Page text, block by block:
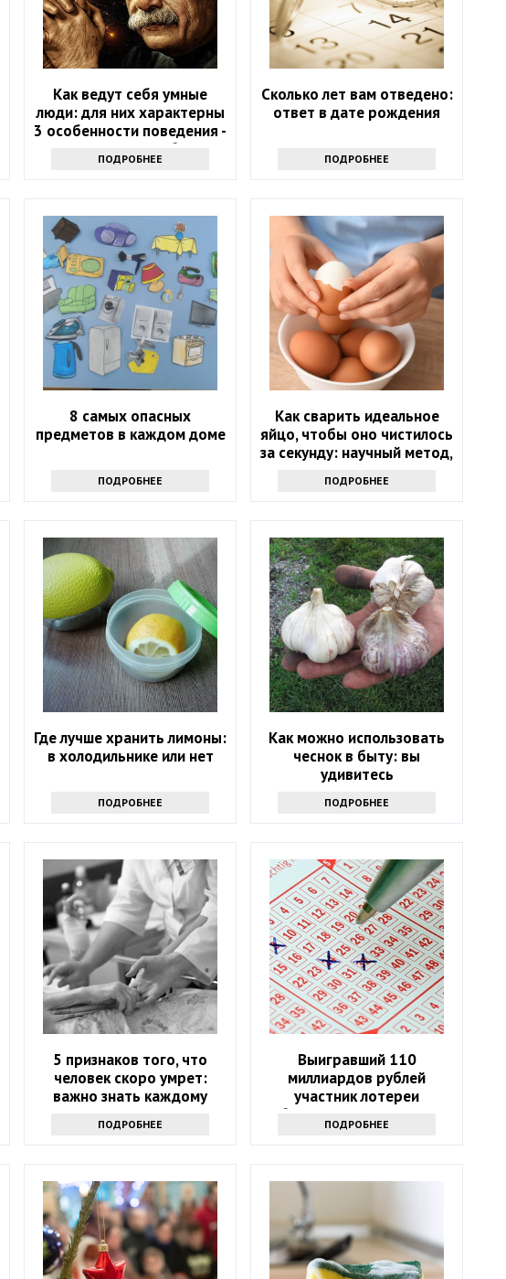
Как ведут себя умные
люди: для них характерны
3 особенности поведения -
проверьте себя
ПОДРОБНЕЕ
Сколько лет вам отведено:
ответ в дате рождения
ПОДРОБНЕЕ
8 самых опасных
предметов в каждом доме
ПОДРОБНЕЕ
Как сварить идеальное
яйцо, чтобы оно чистилось
за секунду: научный метод,
основанный на физике
ПОДРОБНЕЕ
Где лучше хранить лимоны:
в холодильнике или нет
ПОДРОБНЕЕ
Как можно использовать
чеснок в быту: вы
удивитесь
ПОДРОБНЕЕ
5 признаков того, что
человек скоро умрет:
важно знать каждому
ПОДРОБНЕЕ
Выигравший 110
миллиардов рублей
участник лотереи
объявился через девять
месяцев
ПОДРОБНЕЕ